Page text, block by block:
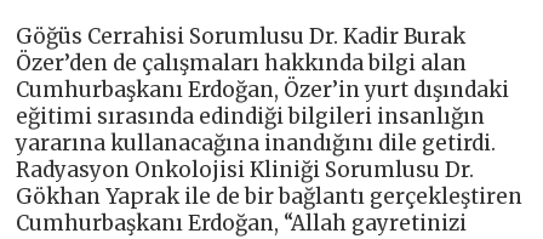
Göğüs Cerrahisi Sorumlusu Dr. Kadir Burak
Özer’den de çalışmaları hakkında bilgi alan
Cumhurbaşkanı Erdoğan, Özer’in yurt dışındaki
eğitimi sırasında edindiği bilgileri insanlığın
yararına kullanacağına inandığını dile getirdi.
Radyasyon Onkolojisi Kliniği Sorumlusu Dr.
Gökhan Yaprak ile de bir bağlantı gerçekleştiren
Cumhurbaşkanı Erdoğan, “Allah gayretinizi